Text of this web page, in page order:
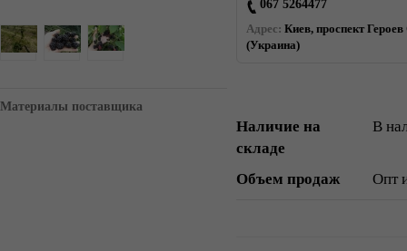
Материалы поставщика
067 5264477
Адрес: Киев, проспект
(Украина)
Наличие на
складе
В
Объем продаж Опт